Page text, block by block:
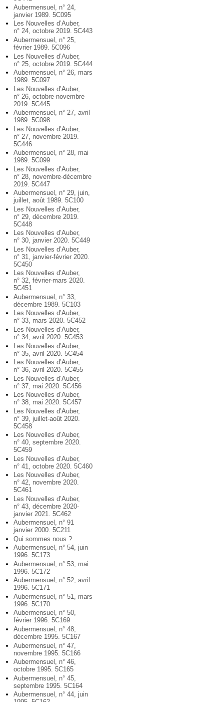
Aubermensuel, n° 24,
janvier 1989. 5C095
Les Nouvelles d’Auber,
n° 24, octobre 2019. 5C443
Aubermensuel, n° 25,
février 1989. 5C096
Les Nouvelles d’Auber,
n° 25, octobre 2019. 5C444
Aubermensuel, n° 26, mars
1989. 5C097
Les Nouvelles d’Auber,
n° 26, octobre-novembre
2019. 5C445
Aubermensuel, n° 27, avril
1989. 5C098
Les Nouvelles d’Auber,
n° 27, novembre 2019.
5C446
Aubermensuel, n° 28, mai
1989. 5C099
Les Nouvelles d’Auber,
n° 28, novembre-décembre
2019. 5C447
Aubermensuel, n° 29, juin,
juillet, août 1989. 5C100
Les Nouvelles d’Auber,
n° 29, décembre 2019.
5C448
Les Nouvelles d’Auber,
n° 30, janvier 2020. 5C449
Les Nouvelles d’Auber,
n° 31, janvier-février 2020.
5C450
Les Nouvelles d’Auber,
n° 32, février-mars 2020.
5C451
Aubermensuel, n° 33,
décembre 1989. 5C103
Les Nouvelles d’Auber,
n° 33, mars 2020. 5C452
Les Nouvelles d’Auber,
n° 34, avril 2020. 5C453
Les Nouvelles d’Auber,
n° 35, avril 2020. 5C454
Les Nouvelles d’Auber,
n° 36, avril 2020. 5C455
Les Nouvelles d’Auber,
n° 37, mai 2020. 5C456
Les Nouvelles d’Auber,
n° 38, mai 2020. 5C457
Les Nouvelles d’Auber,
n° 39, juillet-août 2020.
5C458
Les Nouvelles d’Auber,
n° 40, septembre 2020.
5C459
Les Nouvelles d’Auber,
n° 41, octobre 2020. 5C460
Les Nouvelles d’Auber,
n° 42, novembre 2020.
5C461
Les Nouvelles d’Auber,
n° 43, décembre 2020-
janvier 2021. 5C462
Aubermensuel, n° 91
janvier 2000. 5C211
Qui sommes nous ?
Aubermensuel, n° 54, juin
1996. 5C173
Aubermensuel, n° 53, mai
1996. 5C172
Aubermensuel, n° 52, avril
1996. 5C171
Aubermensuel, n° 51, mars
1996. 5C170
Aubermensuel, n° 50,
février 1996. 5C169
Aubermensuel, n° 48,
décembre 1995. 5C167
Aubermensuel, n° 47,
novembre 1995. 5C166
Aubermensuel, n° 46,
octobre 1995. 5C165
Aubermensuel, n° 45,
septembre 1995. 5C164
Aubermensuel, n° 44, juin